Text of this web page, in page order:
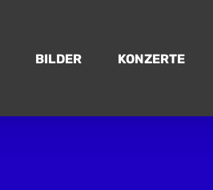
BILDER KONZERTE